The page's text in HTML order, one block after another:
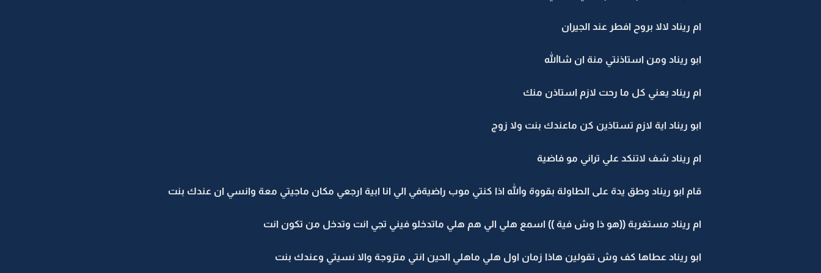
ام ريناد لالا بروح افطر عند الجيران
ابو ريناد ومن استاذنتي منة ان شاالله
ام ريناد يعني كل ما رحت لازم استاذن منك
ابو ريناد اية لازم تستاذين كن ماعندك بنت ولا زوج
ام ريناد شف لاتنكد علي تراني مو فاضية
قام ابو ريناد وطق يدة على الطاولة بقووة والله اذا كنتي موب راضيةفي الي انا ابية ارجعي مكان ماجيتي معة وانسي ان عندك بنت
ام ريناد مستغربة ((هو ذا وش فية )) اسمع هلي الي هم هلي ماتدخلو فيني تجي انت وتدخل من تكون انت
ابو ريناد عطاها كف وش تقولين هاذا زمان اول هلي ماهلي الحين انتي متزوجة والا نسيتي وعندك بنت